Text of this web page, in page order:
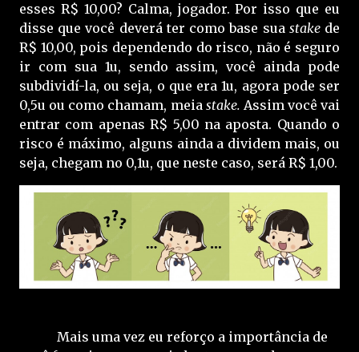
esses R$ 10,00? Calma, jogador. Por isso que eu
disse que você deverá ter como base sua stakede
R$ 10,00, pois dependendo do risco, não é seguro
ir com sua 1u, sendo assim, você ainda pode
subdividí-la, ou seja, o que era 1u, agora pode ser
0,5u ou como chamam, meia stake. Assim você vai
entrar com apenas R$ 5,00 na aposta. Quando o
risco é máximo, alguns ainda a dividem mais, ou
seja, chegam no 0,1u, que neste caso, será R$ 1,00.
Mais uma vez eu reforço a importância de